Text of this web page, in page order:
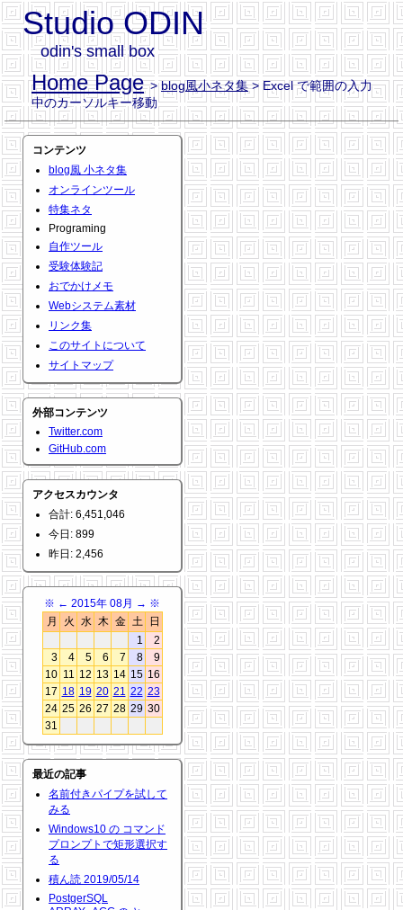
Studio ODIN
odin's small box
Home Page >blog風小ネタ集> Excel で範囲の入力
中のカーソルキー移動
コンテンツ
blog風 小ネタ集
オンラインツール
特集ネタ
Programing
自作ツール
受験体験記
おでかけメモ
Webシステム素材
リンク集
このサイトについて
サイトマップ
外部コンテンツ
Twitter.com
GitHub.com
アクセスカウンタ
合計: 6,451,046
今日: 899
昨日: 2,456
※ ← 2015年 08月 → ※
月
火 水 木 金 土
日
1
2
3
4 5 6 7 8
9
10 11 12 13 14 15 16
17 18 19 20 21 22 23
24 25 26 27 28 29 30
31
最近の記事
名前付きパイプを試して
みる
Windows10 の コマンド
プロンプトで矩形選択す
る
積ん読 2019/05/14
PostgerSQL